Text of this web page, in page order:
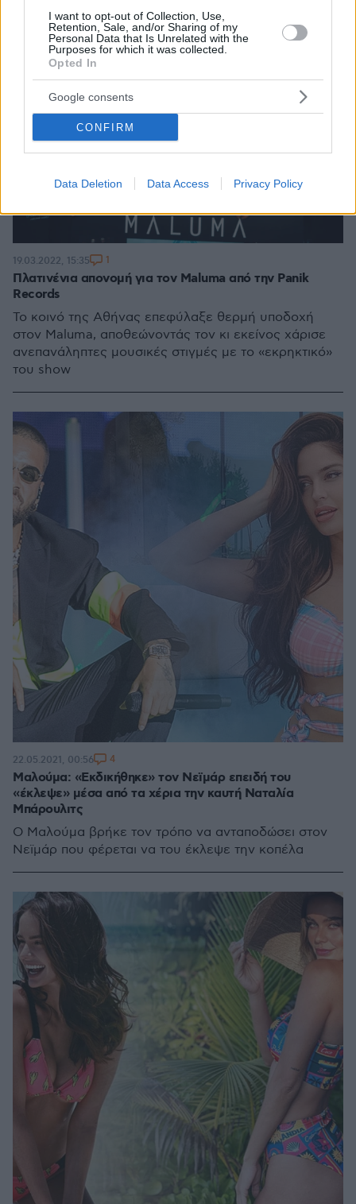
I want to opt-out of Collection, Use,
Retention, Sale, and/or Sharing of my
Personal Data that Is Unrelated with the
Purposes for which it was collected.
Opted In
Google consents
CONFIRM
Data Deletion Data Access Privacy Policy
Πλατινένια απονομή για τον Maluma από την Panik
Records
Το κοινό της Αθήνας επεφύλαξε θερμή υποδοχή
στον Maluma, αποθεώνοντάς τον κι εκείνος χάρισε
ανεπανάληπτες μουσικές στιγμές με το «εκρηκτικό»
του show
19.03.2022, 15:35 1
Μαλούμα: «Εκδικήθηκε» τον Νεϊμάρ επειδή του
«έκλεψε» μέσα από τα χέρια την καυτή Ναταλία
Μπάρουλιτς
Ο Μαλούμα βρήκε τον τρόπο να ανταποδώσει στον
Νεϊμάρ που φέρεται να του έκλεψε την κοπέλα
22.05.2021, 00:56 4